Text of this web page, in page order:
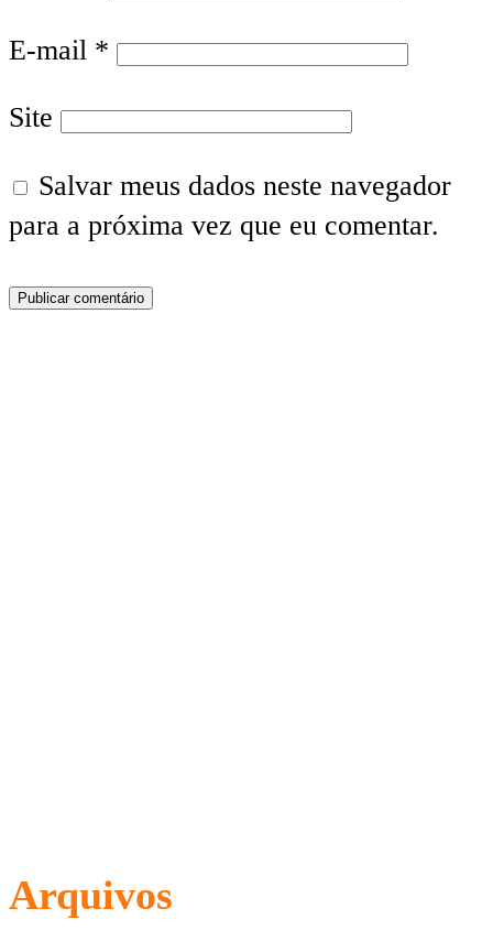
E-mail *
Site
Salvar meus dados neste navegador
para a próxima vez que eu comentar.
Arquivos